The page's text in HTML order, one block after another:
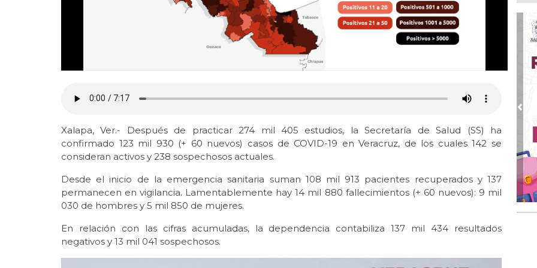
Xalapa, Ver.- Después de practicar 274 mil 405 estudios, la Secretaría de Salud (SS) ha
confirmado 123 mil 930 (+ 60 nuevos) casos de COVID-19 en Veracruz, de los cuales 142 se
consideran activos y 238 sospechosos actuales.
Desde el inicio de la emergencia sanitaria suman 108 mil 913 pacientes recuperados y 137
permanecen en vigilancia. Lamentablemente hay 14 mil 880 fallecimientos (+ 60 nuevos): 9 mil
030 de hombres y 5 mil 850 de mujeres.
En relación con las cifras acumuladas, la dependencia contabiliza 137 mil 434 resultados
negativos y 13 mil 041 sospechosos.